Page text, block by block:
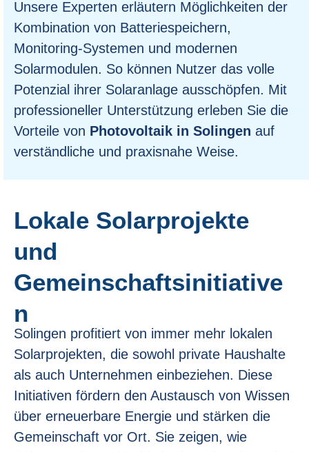
Unsere Experten erläutern Möglichkeiten der
Kombination von Batteriespeichern,
Monitoring-Systemen und modernen
Solarmodulen. So können Nutzer das volle
Potenzial ihrer Solaranlage ausschöpfen. Mit
professioneller Unterstützung erleben Sie die
Vorteile von Photovoltaik in Solingen auf
verständliche und praxisnahe Weise.
Lokale Solarprojekte
und
Gemeinschaftsinitiative
n
Solingen profitiert von immer mehr lokalen
Solarprojekten, die sowohl private Haushalte
als auch Unternehmen einbeziehen. Diese
Initiativen fördern den Austausch von Wissen
über erneuerbare Energie und stärken die
Gemeinschaft vor Ort. Sie zeigen, wie